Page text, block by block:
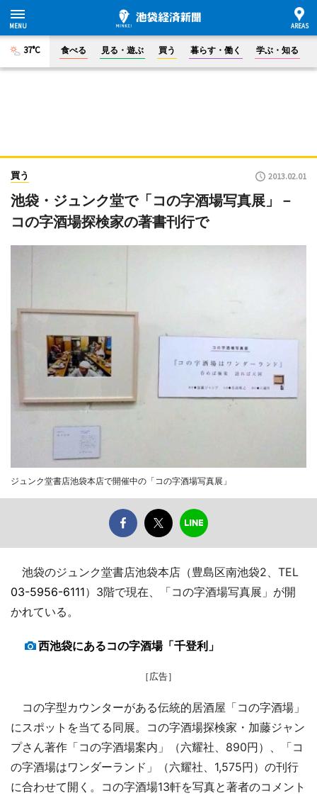
37°C 食べる 見る・遊ぶ 買う 暮らす・働く 学ぶ・知る
買う 2013.02.01
池袋・ジュンク堂で「コの字酒場写真展」－
コの字酒場探検家の著書刊行で
ジュンク堂書店池袋本店で開催中の「コの字酒場写真展」
池袋のジュンク堂書店池袋本店（豊島区南池袋2、TEL
03-5956-6111）3階で現在、「コの字酒場写真展」が開
かれている。
西池袋にあるコの字酒場「千登利」
［広告］
コの字型カウンターがある伝統的居酒屋「コの字酒場」
にスポットを当てる同展。コの字酒場探検家・加藤ジャン
プさん著作「コの字酒場案内」（六耀社、890円）、「コ
の字酒場はワンダーランド」（六耀社、1,575円）の刊行
に合わせて開く。コの字酒場13軒を写真と著者のコメント